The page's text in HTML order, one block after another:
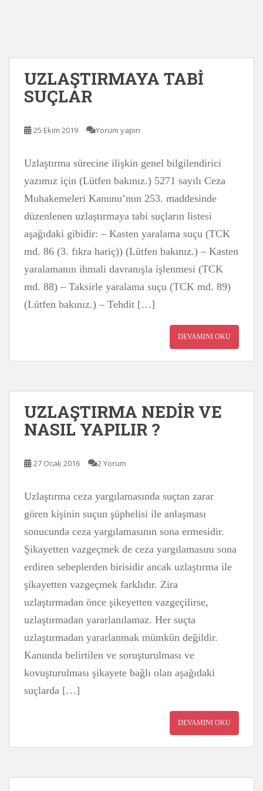
UZLAŞTIRMAYA TABİ
SUÇLAR
25 Ekim 2019 Yorum yapın
Uzlaştırma sürecine ilişkin genel bilgilendirici
yazımız için (Lütfen bakınız.) 5271 sayılı Ceza
Muhakemeleri Kanunu’nun 253. maddesinde
düzenlenen uzlaştırmaya tabi suçların listesi
aşağıdaki gibidir: – Kasten yaralama suçu (TCK
md. 86 (3. fıkra hariç)) (Lütfen bakınız.) – Kasten
yaralamanın ihmali davranışla işlenmesi (TCK
md. 88) – Taksirle yaralama suçu (TCK md. 89)
(Lütfen bakınız.) – Tehdit […]
DEVAMINI OKU
UZLAŞTIRMA NEDİR VE
NASIL YAPILIR ?
27 Ocak 2016 2 Yorum
Uzlaştırma ceza yargılamasında suçtan zarar
gören kişinin suçun şüphelisi ile anlaşması
sonucunda ceza yargılamasının sona ermesidir.
Şikayetten vazgeçmek de ceza yargılamasını sona
erdiren sebeplerden birisidir ancak uzlaştırma ile
şikayetten vazgeçmek farklıdır. Zira
uzlaştırmadan önce şikeyetten vazgeçilirse,
uzlaştırmadan yararlanılamaz. Her suçta
uzlaştırmadan yararlanmak mümkün değildir.
Kanunda belirtilen ve soruşturulması ve
kovuşturulması şikayete bağlı olan aşağıdaki
suçlarda […]
DEVAMINI OKU